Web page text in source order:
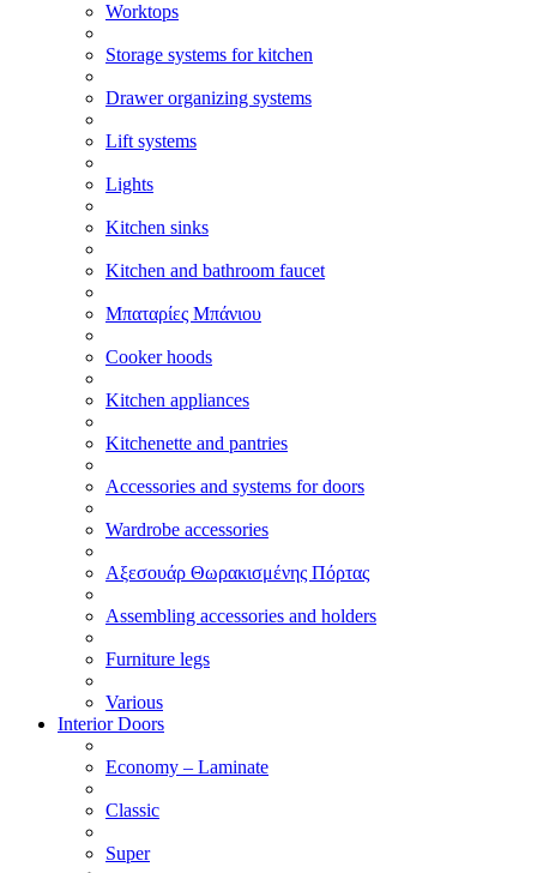
Worktops
Storage systems for kitchen
Drawer organizing systems
Lift systems
Lights
Kitchen sinks
Kitchen and bathroom faucet
Μπαταρίες Μπάνιου
Cooker hoods
Kitchen appliances
Kitchenette and pantries
Accessories and systems for doors
Wardrobe accessories
Αξεσουάρ Θωρακισμένης Πόρτας
Assembling accessories and holders
Furniture legs
Various
Interior Doors
Economy – Laminate
Classic
Super